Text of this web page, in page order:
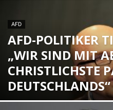
AFD
AFD-POLITIKER
„WIR SIND MIT
CHRISTLICHSTE
DEUTSCHLANDS“